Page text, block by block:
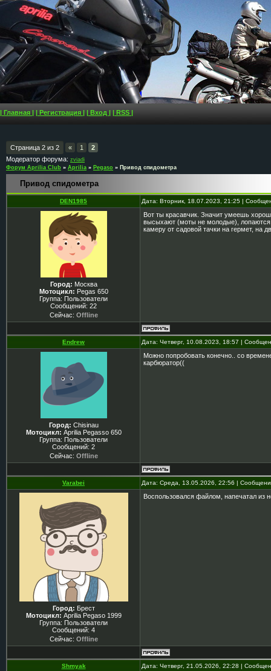
| Главная | | Регистрация | | Вход | | RSS |
Страница 2 из 2 « 1
2
Модератор форума: zviadi
Форум Aprilia Club » Aprilia » Pegaso » Привод спидометра
Привод спидометра
DEN1985 Дата: Вторник, 18.07.2023, 21:25 |
Город: Москва
Мотоцикл: Pegas 650
Группа: Пользователи
Сообщений: 22
Сейчас: Offline
Вот ты красавчик. Значит умеешь
высыхают (моты не молодые), лопаются
камеру от садовой тачки на гермет, на
Endrew Дата: Четверг, 10.08.2023, 18:57 |
Город: Chisinau
Мотоцикл: Aprilia Pegasso 650
Группа: Пользователи
Сообщений: 2
Сейчас: Offline
Можно попробовать конечно.. со
карбюратор((
Varabei Дата: Среда, 13.05.2026, 22:56 |
Город: Брест
Мотоцикл: Aprilia Pegaso 1999
Группа: Пользователи
Сообщений: 4
Сейчас: Offline
Воспользовался файлом, напечатал из
Shmyak Дата: Четверг, 21.05.2026, 22:28 |